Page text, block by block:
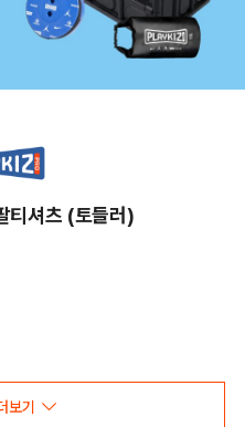
티셔츠 (토들러)
보기